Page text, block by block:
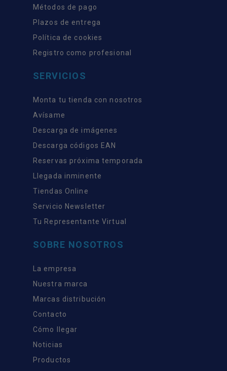
Métodos de pago
Plazos de entrega
Política de cookies
Registro como profesional
SERVICIOS
Monta tu tienda con nosotros
Avísame
Descarga de imágenes
Descarga códigos EAN
Reservas próxima temporada
Llegada inminente
Tiendas Online
Servicio Newsletter
Tu Representante Virtual
SOBRE NOSOTROS
La empresa
Nuestra marca
Marcas distribución
Contacto
Cómo llegar
Noticias
Productos